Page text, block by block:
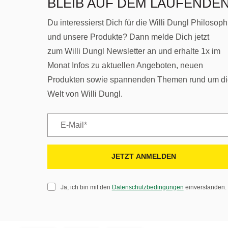
Du interessierst Dich für die Willi Dungl
und unsere Produkte? Dann melde Dich jetzt
zum Willi Dungl Newsletter an und erhalte 1x im
Monat Infos zu aktuellen Angeboten, neuen
Produkten sowie spannenden Themen rund um
Welt von Willi Dungl.
JETZT ANMELDEN
Ja, ich bin mit den Datenschutzbedingungen einverstanden.